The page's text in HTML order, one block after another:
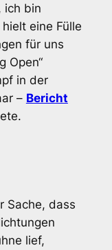
ich bin
eine Fülle
für uns
Open“
in der
– Bericht
Sache, dass
lief,